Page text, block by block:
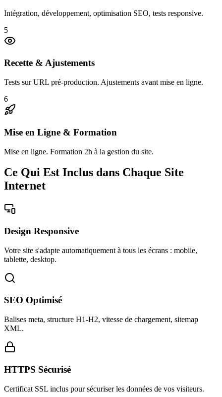
Intégration, développement, optimisation SEO, tests responsive.
5
Recette & Ajustements
Tests sur URL pré-production. Ajustements avant mise en ligne.
6
Mise en Ligne & Formation
Mise en ligne. Formation 2h à la gestion du site.
Ce Qui Est Inclus dans Chaque Site
Internet
Design Responsive
Votre site s'adapte automatiquement à tous les écrans : mobile,
tablette, desktop.
SEO Optimisé
Balises meta, structure H1-H2, vitesse de chargement, sitemap
XML.
HTTPS Sécurisé
Certificat SSL inclus pour sécuriser les données de vos visiteurs.